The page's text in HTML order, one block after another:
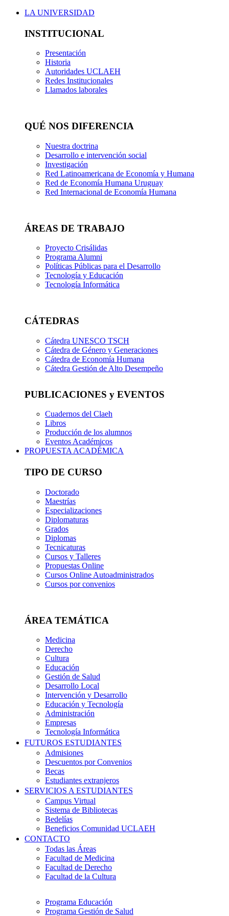
LA UNIVERSIDAD
INSTITUCIONAL
Presentación
Historia
Autoridades UCLAEH
Redes Institucionales
Llamados laborales
QUÉ NOS DIFERENCIA
Nuestra doctrina
Desarrollo e intervención social
Investigación
Red Latinoamericana de Economía y Humana
Red de Economía Humana Uruguay
Red Internacional de Economía Humana
ÁREAS DE TRABAJO
Proyecto Crisálidas
Programa Alumni
Políticas Públicas para el Desarrollo
Tecnología y Educación
Tecnología Informática
CÁTEDRAS
Cátedra UNESCO TSCH
Cátedra de Género y Generaciones
Cátedra de Economía Humana
Cátedra Gestión de Alto Desempeño
PUBLICACIONES y EVENTOS
Cuadernos del Claeh
Libros
Producción de los alumnos
Eventos Académicos
PROPUESTA ACADÉMICA
TIPO DE CURSO
Doctorado
Maestrías
Especializaciones
Diplomaturas
Grados
Diplomas
Tecnicaturas
Cursos y Talleres
Propuestas Online
Cursos Online Autoadministrados
Cursos por convenios
ÁREA TEMÁTICA
Medicina
Derecho
Cultura
Educación
Gestión de Salud
Desarrollo Local
Intervención y Desarrollo
Educación y Tecnología
Administración
Empresas
Tecnología Informática
FUTUROS ESTUDIANTES
Admisiones
Descuentos por Convenios
Becas
Estudiantes extranjeros
SERVICIOS A ESTUDIANTES
Campus Virtual
Sistema de Bibliotecas
Bedelías
Beneficios Comunidad UCLAEH
CONTACTO
Todas las Áreas
Facultad de Medicina
Facultad de Derecho
Facultad de la Cultura
Programa Educación
Programa Gestión de Salud